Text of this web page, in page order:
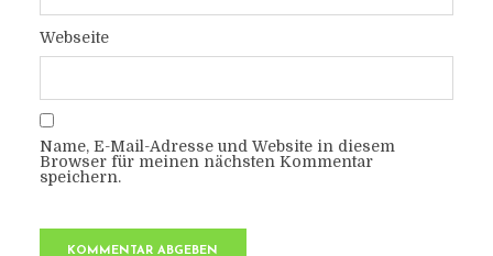
Webseite
Name, E-Mail-Adresse und Website in diesem
Browser für meinen nächsten Kommentar
speichern.